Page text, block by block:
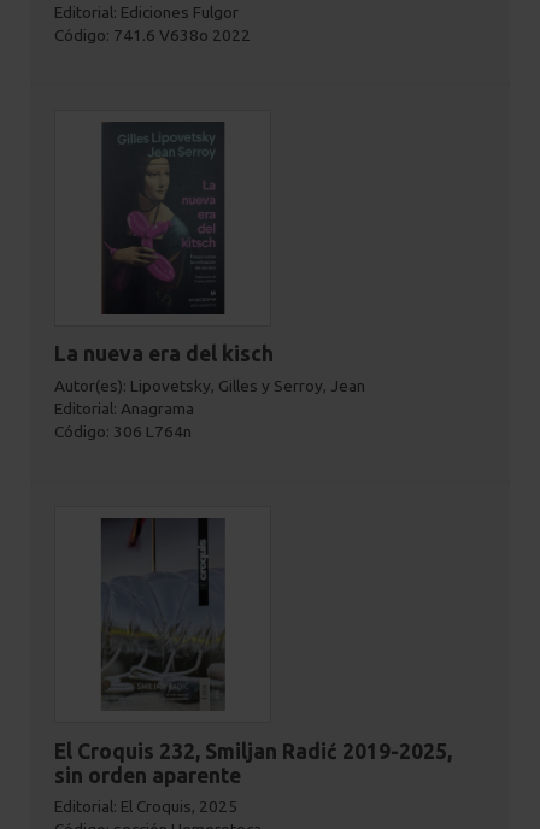
Editorial: Ediciones Fulgor
Código: 741.6 V638o 2022
La nueva era del kisch
Autor(es): Lipovetsky, Gilles y Serroy, Jean
Editorial: Anagrama
Código: 306 L764n
El Croquis 232, Smiljan Radić 2019-2025,
sin orden aparente
Editorial: El Croquis, 2025